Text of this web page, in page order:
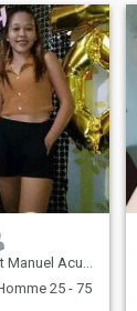
Zamboanga del Norte, Philippin...
25 - 75